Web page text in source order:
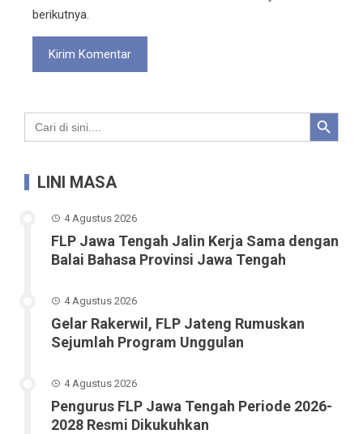
berikutnya.
Search
for:
Search Button
LINI MASA
4 Agustus 2026
FLP Jawa Tengah Jalin Kerja Sama dengan
Balai Bahasa Provinsi Jawa Tengah
4 Agustus 2026
Gelar Rakerwil, FLP Jateng Rumuskan
Sejumlah Program Unggulan
4 Agustus 2026
Pengurus FLP Jawa Tengah Periode 2026-
2028 Resmi Dikukuhkan